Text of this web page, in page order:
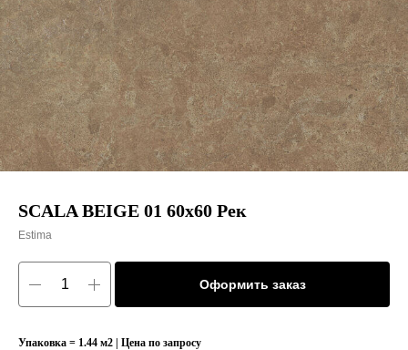
SCALA BEIGE 01 60x60 Рек
Estima
Оформить заказ
Упаковка = 1.44 м2 | Цена по запросу